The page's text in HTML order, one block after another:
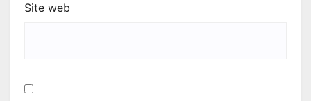
Site web